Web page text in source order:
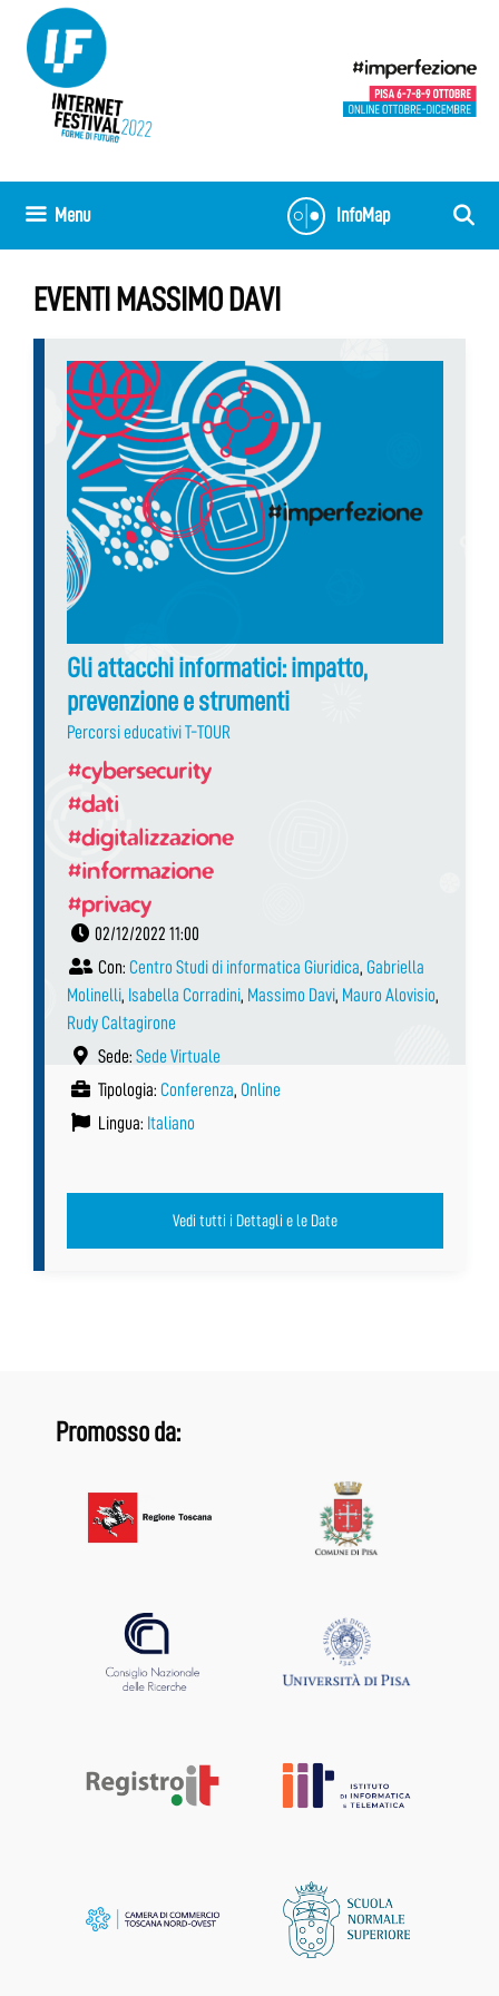
contenuto
InfoMap
Menu
EVENTI MASSIMO DAVI
Gli attacchi informatici: impatto,
prevenzione e strumenti
Percorsi educativi T-TOUR
#cybersecurity
#dati
#digitalizzazione
#informazione
#privacy
02/12/2022 11:00
Con: Centro Studi di informatica Giuridica, Gabriella
Molinelli, Isabella Corradini, Massimo Davi, Mauro Alovisio,
Rudy Caltagirone
Sede: Sede Virtuale
Tipologia: Conferenza, Online
Lingua: Italiano
Vedi tutti i Dettagli e le Date
Promosso da: